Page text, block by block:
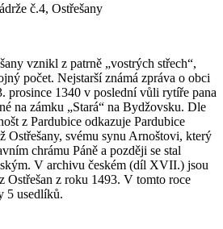
č.4, Ostřešany
vznikl z patrně „vostrých střech“,
počet. Nejstarší známá zpráva o obci
prosince 1340 v poslední vůli rytíře pana
na zámku „Stará“ na Bydžovsku. Dle
z Pardubice odkazuje Pardubice
Ostřešany, svému synu Arnoštovi, který
chrámu Páně a později se stal
V archivu českém (díl XVII.) jsou
Ostřešan z roku 1493. V tomto roce
5 usedlíků.